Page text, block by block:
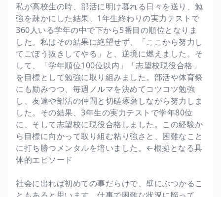
私が高校生の時、部活に明け暮れる日々を送り、勉
強を疎かにした結果、1年生終わりの実力テストで
360人いる学年の中で下から5番目の順位となりま
した。私はその結果に絶望せず、「ここから努力し
てごぼう抜きしてやる」と、逆境に燃えました。そ
して、「学年順位100位以内」「志望校現役合格」
を目標として勉強に取り組みました。部活や体育祭
にも励みつつ、毎週ノルマを決めてコツコツ勉強
し、友達や部活の仲間と切磋琢磨しながら努力しま
した。その結果、3年生の実力テストで学年80位
に、そして志望校に現役合格しました。この経験か
ら目標に向かって取り組む粘り強さと、困難なこと
に打ち勝つメンタルを培いました。←根拠となる具
体的エピソード
社会に出れば初めての事だらけで、壁にぶつかるこ
ともあると思います。仕事で困難な状況に陥って